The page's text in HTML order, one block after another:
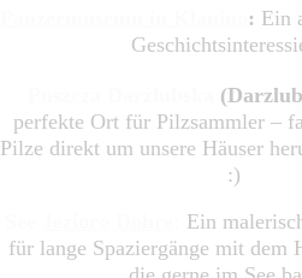
: Ein
perfekte Ort für Pilzsammler –
Pilze direkt um unsere Häuser
:)
Ein
für lange Spaziergänge mit dem